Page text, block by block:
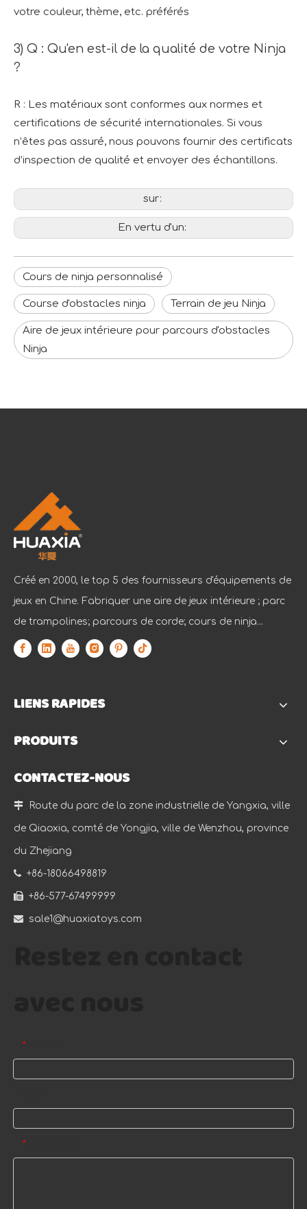
votre couleur, thème, etc. préférés
3) Q : Qu'en est-il de la qualité de votre Ninja
?
R : Les matériaux sont conformes aux normes et
certifications de sécurité internationales. Si vous
n’êtes pas assuré, nous pouvons fournir des certificats
d’inspection de qualité et envoyer des échantillons.
sur:
En vertu d'un:
Cours de ninja personnalisé
Course d'obstacles ninja Terrain de jeu Ninja
Aire de jeux intérieure pour parcours d'obstacles
Ninja
Créé en 2000, le top 5 des fournisseurs d'équipements de
jeux en Chine. Fabriquer une aire de jeux intérieure ; parc
de trampolines; parcours de corde; cours de ninja...
LIENS RAPIDES
PRODUITS
CONTACTEZ-NOUS
 Route du parc de la zone industrielle de Yangxia, ville
de Qiaoxia, comté de Yongjia, ville de Wenzhou, province
du Zhejiang
 +86-18066498819
 +86-577-67499999
 sale1@huaxiatoys.com
*
*